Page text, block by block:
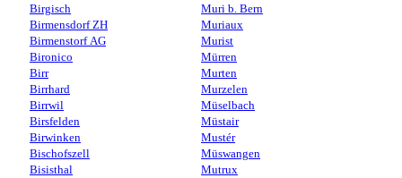
Birgisch
Birmensdorf ZH
Birmenstorf AG
Bironico
Birr
Birrhard
Birrwil
Birsfelden
Birwinken
Bischofszell
Bisisthal
Muri b. Bern
Muriaux
Murist
Mürren
Murten
Murzelen
Müselbach
Müstair
Mustér
Müswangen
Mutrux